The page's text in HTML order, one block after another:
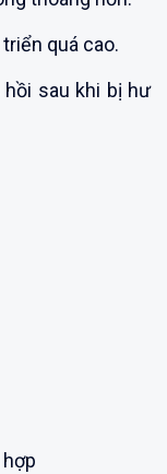
quá cao.
hồi sau khi bị hư